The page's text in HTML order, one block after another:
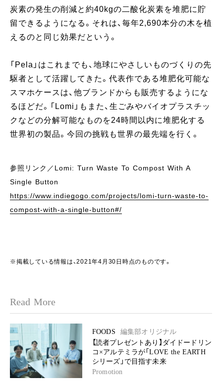
炭素の発生の削減と約40kgの二酸化炭素を堆肥に貯
留できるようになる。それは、毎年2,690本分の木を植
えるのと同じ効果だという。
「Pela」はこれまでも、地球にやさしいものづくりの先
駆者として活躍してきた。代表作である堆肥化可能な
スマホケースは、他ブランドからも販売するようにな
るほどだ。「Lomi」もまた、生ごみやバイオプラスチッ
クなどの分解可能なものを24時間以内に堆肥化する
世界初の製品。今回の挑戦も世界の最先端を行く。
参照リンク／Lomi: Turn Waste To Compost With A
Single Button
https://www.indiegogo.com/projects/lomi-turn-waste-to-
compost-with-a-single-button#/
※掲載している情報は、2021年4月30日時点のものです。
Read More
FOODS
編集部オリジナル
【読者プレゼントあり】ダイドードリン
コ×アルテミラが「LOVE the EARTH
シリーズ」で目指す未来
Promotion